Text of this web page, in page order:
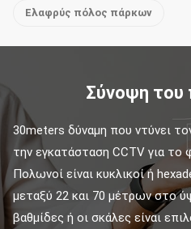
Ελαφρύς πόλος πάρκων
Σύνοψη του
30meters δύναμη που ντύνει
την εγκατάσταση CCTV για
Πολωνοί είναι κυκλικοί ή
μεταξύ 22 και 70 μέτρων στο
βαθμίδες ή οι σκάλες είναι